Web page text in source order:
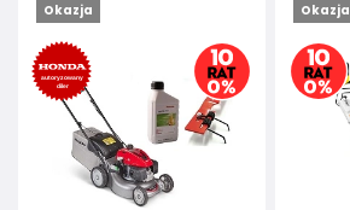
Okazja Okazja